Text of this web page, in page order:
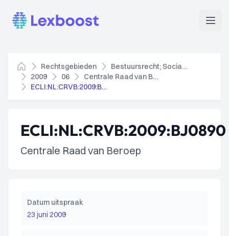
Lexboost
Home
Rechtsgebieden
Bestuursrecht; Socialezekerheidsrecht
2009
06
Centrale Raad van Beroep
ECLI:NL:CRVB:2009:BJ0890
ECLI:NL:CRVB:2009:BJ0890
Centrale Raad van Beroep
Datum uitspraak
23 juni 2009